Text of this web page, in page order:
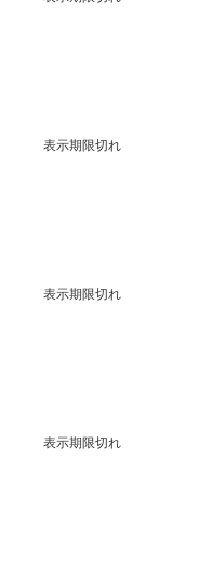
表示期限切れ
表示期限切れ
表示期限切れ